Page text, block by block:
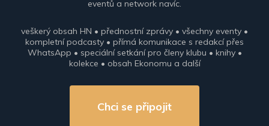
eventů a network navíc.
veškerý obsah HN • přednostní zprávy • všechny eventy •
kompletní podcasty • přímá komunikace s redakcí přes
WhatsApp • speciální setkání pro členy klubu • knihy •
kolekce • obsah Ekonomu a další
Chci se připojit